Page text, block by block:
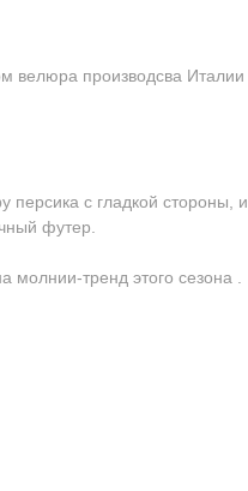
велюра производсва Италии
с гладкой стороны, и
футер.
молнии-тренд этого сезона .